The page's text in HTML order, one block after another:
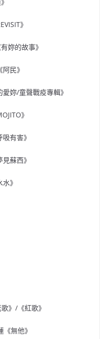
》
妳的故事》
民》
妳/童聲戰疫專輯》
》
有害》
蘇西》
》
》/《紅歌》
無他》